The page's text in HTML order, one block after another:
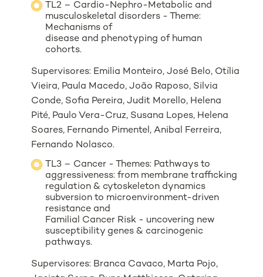
TL2 – Cardio-Nephro-Metabolic and
musculoskeletal disorders - Theme:
Mechanisms of
disease and phenotyping of human
cohorts.
Supervisores: Emilia Monteiro, José Belo, Otília
Vieira, Paula Macedo, João Raposo, Silvia
Conde, Sofia Pereira, Judit Morello, Helena
Pité, Paulo Vera-Cruz, Susana Lopes, Helena
Soares, Fernando Pimentel, Anibal Ferreira,
Fernando Nolasco.
TL3 – Cancer - Themes: Pathways to
aggressiveness: from membrane trafficking
regulation & cytoskeleton dynamics
subversion to microenvironment-driven
resistance and
Familial Cancer Risk - uncovering new
susceptibility genes & carcinogenic
pathways.
Supervisores: Branca Cavaco, Marta Pojo,